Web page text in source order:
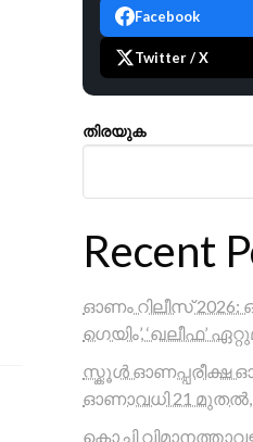
Facebook
Twitter / X
തിരയുക
Recent
ഓണം റിലീസ്
ഗെയിം’, ‘ഖലീഫ’
സ്കൂൾ ഓണപ്പരീക്ഷ
ഓണാവധി 21
കൊച്ചി